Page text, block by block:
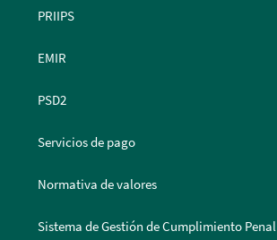
PRIIPS
EMIR
PSD2
Servicios de pago
Normativa de valores
Sistema de Gestión de Cumplimiento Penal